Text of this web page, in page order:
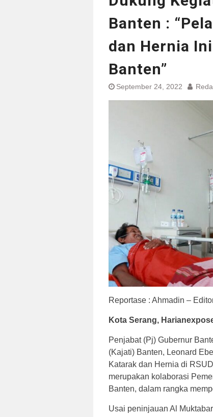
Banten :
dan Hernia
Banten”
September 24, 2022
Reportase : Ahmadin –
Kota Serang,
Penjabat (Pj) Gubernur
(Kajati) Banten, Leonard
Katarak dan Hernia di
merupakan kolaborasi
Banten, dalam rangka
Usai peninjauan Al